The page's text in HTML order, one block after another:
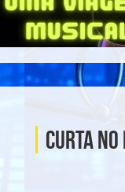
Curta no